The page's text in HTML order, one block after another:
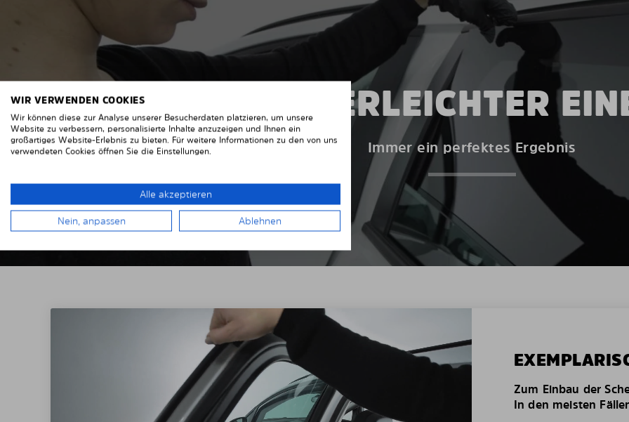
KINDERLEICHTER
Immer ein perfektes Ergebnis
Zum Einbau der
In den meisten
WIR VERWENDEN COOKIES
Wir können diese zur Analyse unserer Besucherdaten platzieren, um unsere
Website zu verbessern, personalisierte Inhalte anzuzeigen und Ihnen ein
großartiges Website-Erlebnis zu bieten. Für weitere Informationen zu den von uns
verwendeten Cookies öffnen Sie die Einstellungen.
Alle akzeptieren
Nein, anpassen Ablehnen